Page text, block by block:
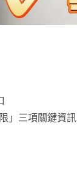
」三項關鍵資訊